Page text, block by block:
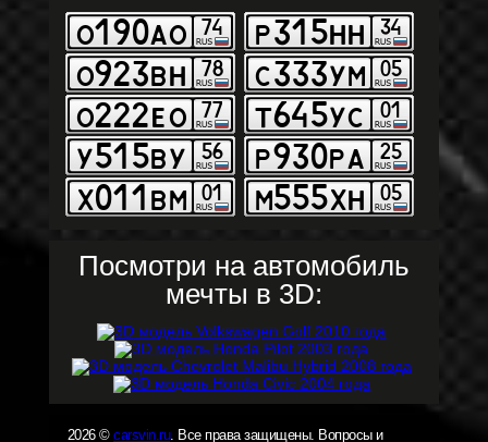
Посмотри на автомобиль
мечты в 3D:
2026 © carsvin.ru. Все права защищены. Вопросы и